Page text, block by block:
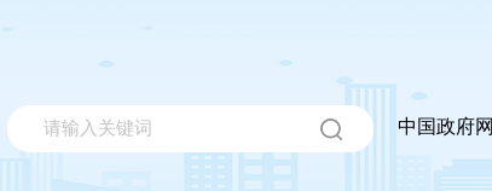
中国政府网